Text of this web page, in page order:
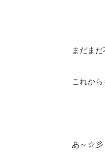
まだま
これから
あ～☆彡